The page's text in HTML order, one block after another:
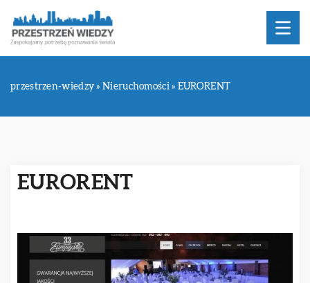
przestrzen-wiedzy »Nieruchomości» EURORENT
EURORENT